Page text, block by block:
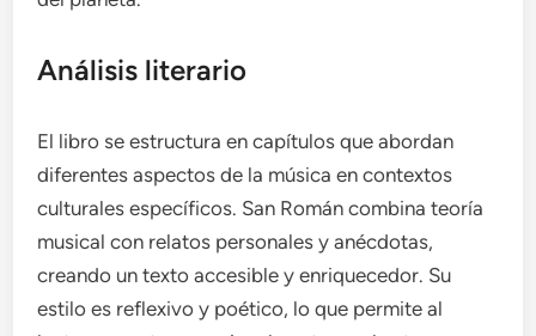
Análisis literario
El libro se estructura en capítulos que abordan
diferentes aspectos de la música en contextos
culturales específicos. San Román combina teoría
musical con relatos personales y anécdotas,
creando un texto accesible y enriquecedor. Su
estilo es reflexivo y poético, lo que permite al